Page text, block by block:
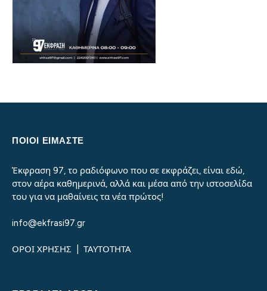
ΠΟΙΟΙ ΕΙΜΑΣΤΕ
Έκφραση 97, το ραδιόφωνο που σε εκφράζει, είναι εδώ,
στον αέρα καθημερινά, αλλά και μέσα από την ιστοσελίδα
του για να μαθαίνεις τα νέα πρώτος!
info@ekfrasi97.gr
ΟΡΟΙ ΧΡΗΣΗΣ ΤΑΥΤΟΤΗΤΑ